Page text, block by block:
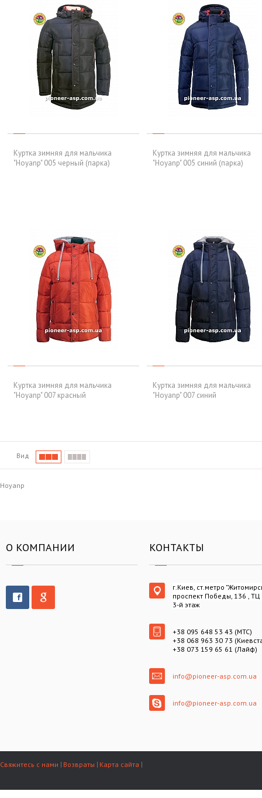
Куртка зимняя для мальчика
"Hoyanp" 005 черный (парка)
Куртка зимняя для мальчика
"Hoyanp" 005 синий (парка)
Куртка зимняя для мальчика
"Hoyanp" 007 красный
Куртка зимняя для мальчика
"Hoyanp" 007 синий
Вид
Hoyanp
О КОМПАНИИ КОНТАКТЫ
г.Киев, ст.метро
проспект Победы, 136 , ТЦ
3-й этаж
+38 095 648 53 43 (МТС)
+38 068 963 30 73
+38 073 159 65 61 (Лайф)
info@pioneer-asp.com.ua
info@pioneer-asp.com.ua
Свяжитесь с нами Возвраты Карта сайта